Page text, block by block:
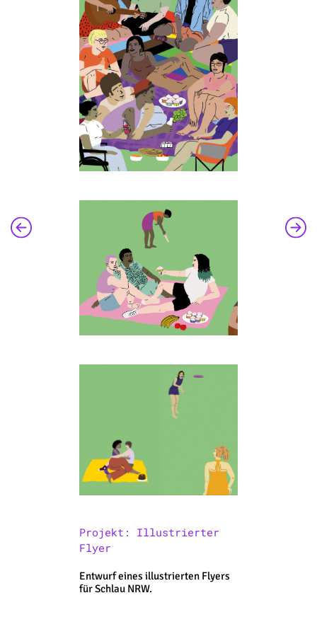
Projekt: Illustrierter
Flyer
Entwurf eines illustrierten Flyers
für Schlau NRW.